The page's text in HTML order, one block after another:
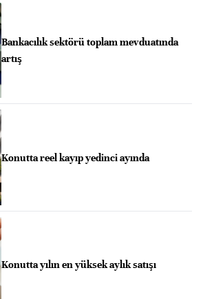
Bankacılık sektörü toplam mevduatında
artış
Konutta reel kayıp yedinci ayında
Konutta yılın en yüksek aylık satışı